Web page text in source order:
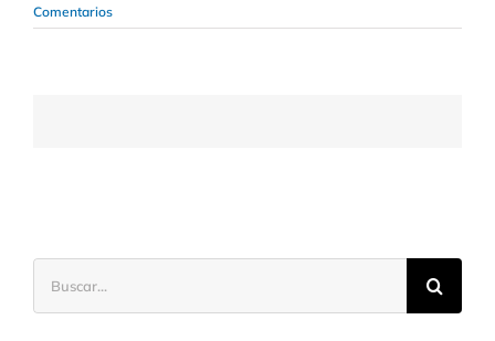
Comentarios